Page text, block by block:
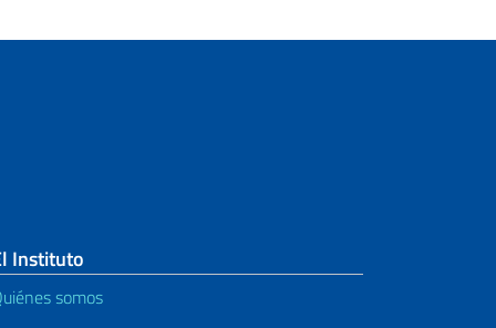
Instituto
somos